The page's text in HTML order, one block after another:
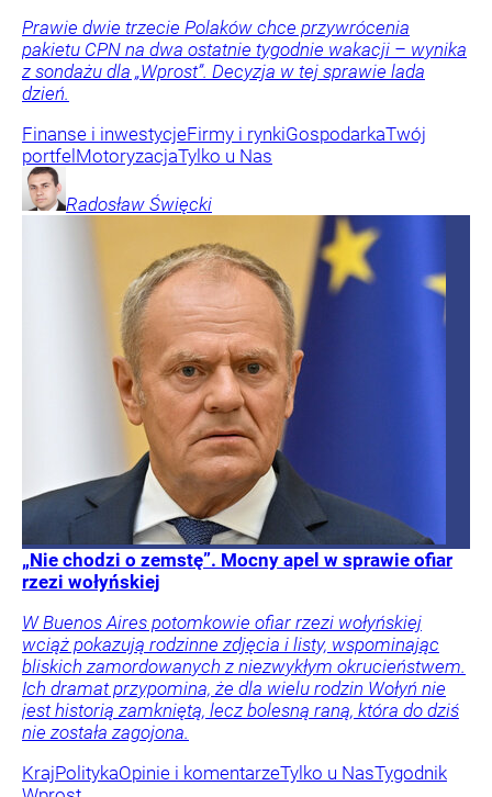
Prawie dwie trzecie Polaków chce przywrócenia
pakietu CPN na dwa ostatnie tygodnie wakacji – wynika
z sondażu dla „Wprost”. Decyzja w tej sprawie lada
dzień.
Finanse i inwestycjeFirmy i rynkiGospodarkaTwój
portfel MotoryzacjaTylko u Nas
Radosław Święcki
„Nie chodzi o zemstę”. Mocny apel w sprawie ofiar
rzezi wołyńskiej
W Buenos Aires potomkowie ofiar rzezi wołyńskiej
wciąż pokazują rodzinne zdjęcia i listy, wspominając
bliskich zamordowanych z niezwykłym okrucieństwem.
Ich dramat przypomina, że dla wielu rodzin Wołyń nie
jest historią zamkniętą, lecz bolesną raną, która do dziś
nie została zagojona.
KrajPolitykaOpinie i komentarzeTylko u NasTygodnik